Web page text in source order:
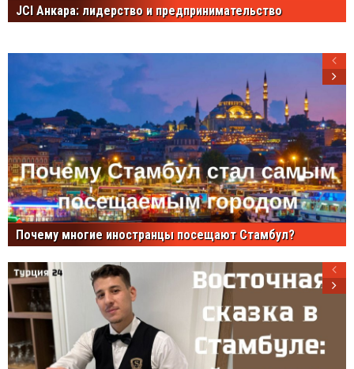
JCI Анкара: лидерство и предпринимательство
Почему многие иностранцы посещают Стамбул?